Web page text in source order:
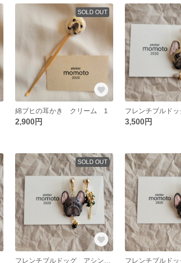
SOLD OUT
綿ブヒの耳かき クリーム 1
2,900円 3,500円
SOLD OUT